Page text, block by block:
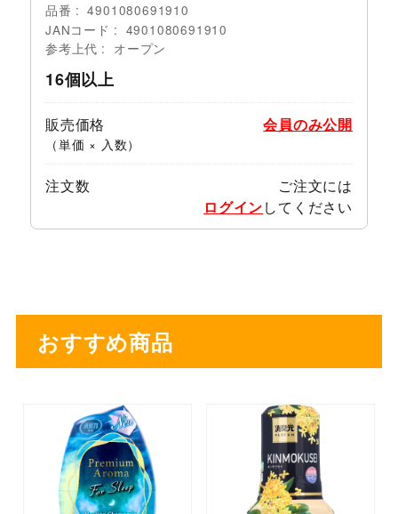
品番
4901080691910
JANコード
4901080691910
参考上代
オープン
16個以上
販売価格
（単価 × 入数）
会員のみ公開
注文数
ご注文には
ログインしてください
おすすめ商品